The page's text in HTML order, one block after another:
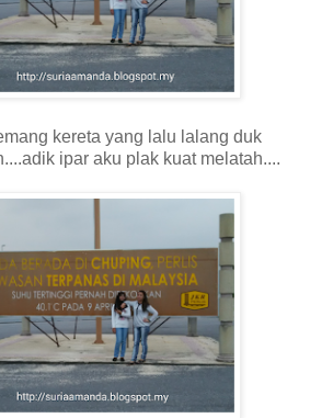
kereta yang lalu lalang duk
ipar aku plak kuat melatah....